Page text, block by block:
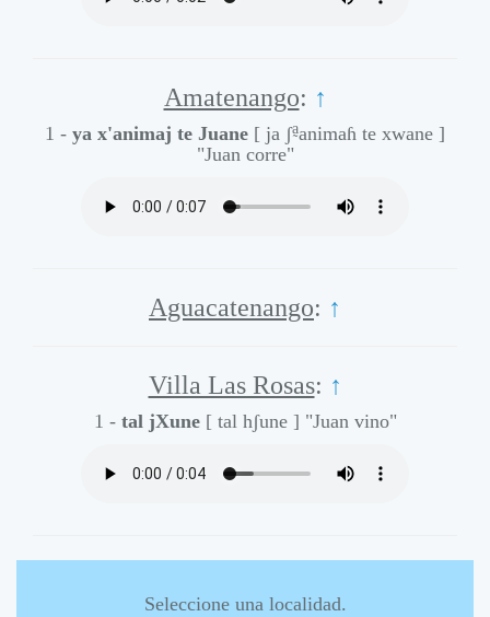
Amatenango: ↑
1 - ya x'animaj te Juane [ ja ʃa̰animaɦ te xwane ]
"Juan corre"
Aguacatenango: ↑
Villa Las Rosas: ↑
1 - tal jXune [ tal hʃune ] "Juan vino"
Seleccione una localidad.